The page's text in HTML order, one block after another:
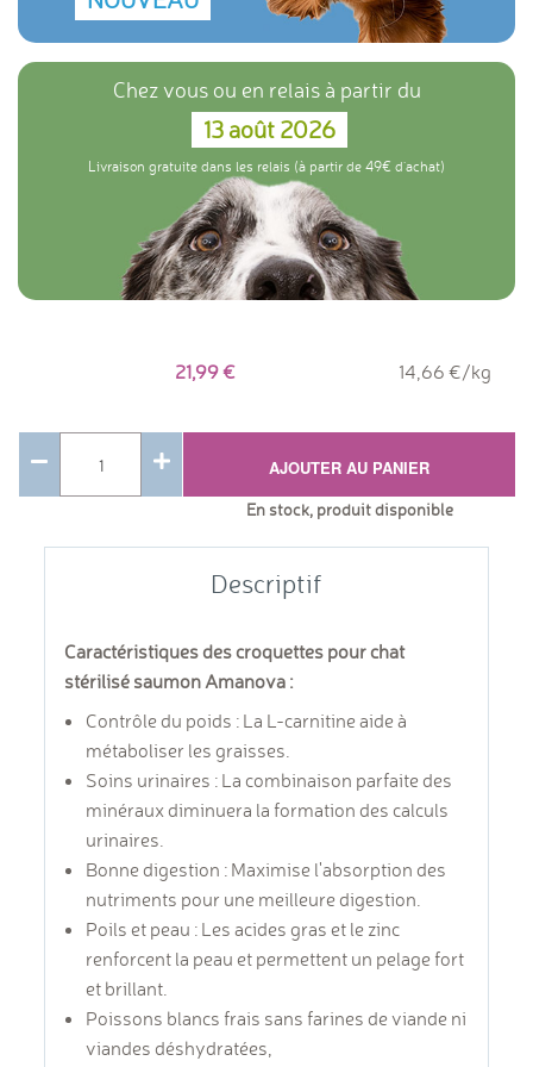
uniquement des ingrédients naturels et est exempte de
farine de viande.
Chez vous ou en relais à partir du
13 août 2026
Livraison gratuite dans les relais (à partir de 49€ d'achat)
21,99 14,66 €/kg
AJOUTER AU PANIER
En stock, produit disponible
Descriptif
Caractéristiques des croquettes pour chat
stérilisé saumon Amanova :
Contrôle du poids : La L-carnitine aide à
métaboliser les graisses.
Soins urinaires : La combinaison parfaite des
minéraux diminuera la formation des calculs
urinaires.
Bonne digestion : Maximise l'absorption des
nutriments pour une meilleure digestion.
Poils et peau : Les acides gras et le zinc
renforcent la peau et permettent un pelage fort
et brillant.
Poissons blancs frais sans farines de viande ni
viandes déshydratées,